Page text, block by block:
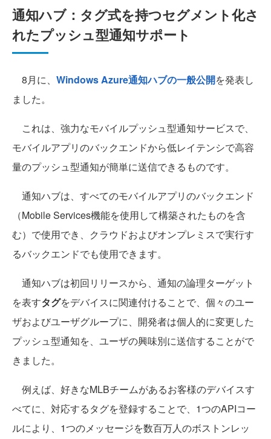
通知ハブ：タグ式を持つセグメント化さ
れたプッシュ型通知サポート
8月に、 Windows Azure通知ハブの一般公開を発表し
ました。
これは、強力なモバイルプッシュ型通知サービスで、
モバイルアプリのバックエンドから低レイテンシで高容
量のプッシュ型通知が簡単に送信できるものです。
通知ハブは、すべてのモバイルアプリのバックエンド
（Mobile Services機能を使用して構築されたものを含
む）で使用でき、クラウドおよびオンプレミスで実行す
るバックエンドでも使用できます。
通知ハブは初回リリースから、通知の論理ターゲット
を表すタグをデバイスに関連付けることで、個々のユー
ザおよびユーザグループに、開発者は個人的に変更した
プッシュ型通知を、ユーザの興味別に送信することがで
きました。
例えば、好きなMLBチームがあるお客様のデバイスす
べてに、対応するタグを登録することで、1つのAPIコー
ルにより、1つのメッセージを数百万人のボストンレッ